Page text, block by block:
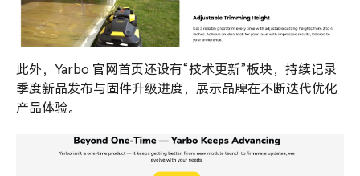
此外，Yarbo 官网首页还设有“技术更新”板块，持续记录
季度新品发布与固件升级进度，展示品牌在不断迭代优化
产品体验。